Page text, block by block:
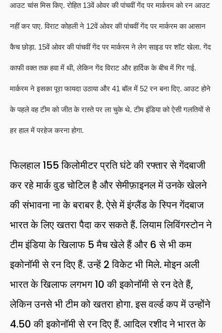
आउट चांस मिस किए. रोहित 13वें ओवर की पांचवीं गेंद पर मार्करम को रन आउट
नहीं कर पाए. विराट कोहली ने 12वें ओवर की पांचवीं गेंद पर मार्करम का आसान
कैच छोड़ा. 15वें ओवर की पांचवीं गेंद पर मार्करम ने लेग साइड पर शॉट खेला. गेंद
काफी वक्त तक हवा में थी, लेकिन गेंद विराट और हार्दिक के बीच में गिर गई.
मार्करम ने इसका पूरा फायदा उठाया और 41 बॉल में 52 रन बना दिए. आउट होने
के पहले वह टीम को जीत के रास्ते पर ला चुके थे. टीम इंडिया को ऐसी गलतियों से
हर हाल में परहेज करना होगा.
फिलहाल 155 किलोमीटर प्रति घंटे की रफ्तार से गेंदबाजी
कर रहे मार्क वुड चोटिल है और सेमीफ़ाइनल में उनके खेलने
की संभावना ना के बराबर है. ऐसे में इंग्लैंड के स्पिन गेंदबाज
भारत के लिए खतरा पैदा कर सकते हैं. लियाम लिविंगस्टोन ने
टीम इंडिया के खिलाफ 5 मैच खेले हैं और 6 से भी कम
इकोनॉमी से रन दिए हैं. उन्हें 2 विकेट भी मिले. मोइन अली
भारत के खिलाफ लगभग 10 की इकोनॉमी से रन देते हैं,
लेकिन उनसे भी टीम को खतरा होगा. इस वर्ल्ड कप में उन्होंने
4.50 की इकोनॉमी से रन दिए हैं. आदिल रशीद ने भारत के